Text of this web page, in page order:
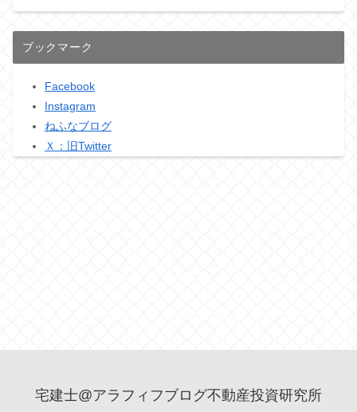
ブックマーク
Facebook
Instagram
ねふなブログ
Ｘ：旧Twitter
宅建士@アラフィフブログ不動産投資研究所